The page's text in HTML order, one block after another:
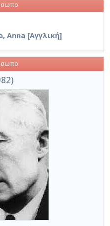
Anna [Αγγλική]